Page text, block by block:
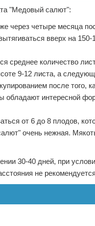
"Медовый салют":
через четыре месяца
вверх на
среднее количество
9-12 листа, а
после того,
обладают интересной
от 6 до 8 плодов,
очень нежная.
30-40 дней, при
не